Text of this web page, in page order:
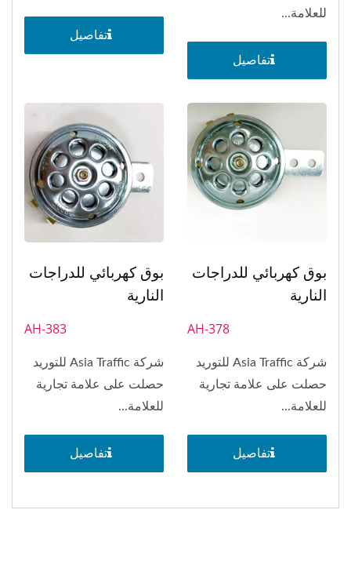
للعلامة...
تفاصيل
تفاصيل
بوق كهربائي للدراجات
النارية
AH-378
شركة Asia Traffic للتوريد
حصلت على علامة تجارية
للعلامة...
تفاصيل
بوق كهربائي للدراجات
النارية
AH-383
شركة Asia Traffic للتوريد
حصلت على علامة تجارية
للعلامة...
تفاصيل